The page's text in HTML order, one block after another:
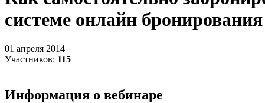
системе онлайн
01 апреля 2014
Участников: 115
Информация о вебинаре